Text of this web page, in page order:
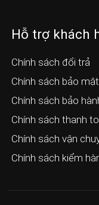
Hỗ trợ khách
Chính sách đổi trả
Chính sách bảo mật
Chính sách bảo
Chính sách thanh
Chính sách vận
Chính sách kiểm